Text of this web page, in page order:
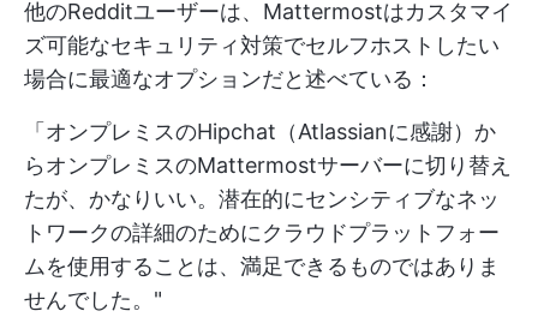
他のRedditユーザーは、Mattermostはカスタマイ
ズ可能なセキュリティ対策でセルフホストしたい
場合に最適なオプションだと述べている：
「オンプレミスのHipchat（Atlassianに感謝）か
らオンプレミスのMattermostサーバーに切り替え
たが、かなりいい。潜在的にセンシティブなネッ
トワークの詳細のためにクラウドプラットフォー
ムを使用することは、満足できるものではありま
せんでした。"